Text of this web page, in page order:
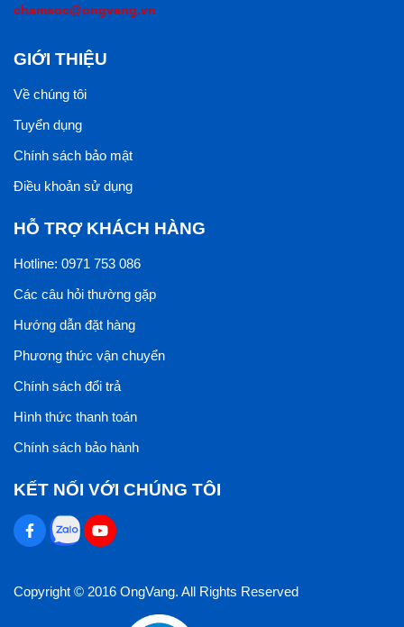
chamsoc@ongvang.vn
GIỚI THIỆU
Về chúng tôi
Tuyển dụng
Chính sách bảo mật
Điều khoản sử dụng
HỖ TRỢ KHÁCH HÀNG
Hotline: 0971 753 086
Các câu hỏi thường gặp
Hướng dẫn đặt hàng
Phương thức vận chuyển
Chính sách đổi trả
Hình thức thanh toán
Chính sách bảo hành
KẾT NỐI VỚI CHÚNG TÔI
Copyright © 2016 OngVang. All Rights Reserved